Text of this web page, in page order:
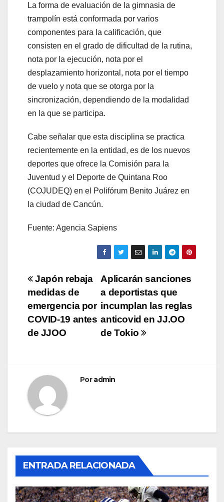
La forma de evaluación de la gimnasia de
trampolín está conformada por varios
componentes para la calificación, que
consisten en el grado de dificultad de la rutina,
nota por la ejecución, nota por el
desplazamiento horizontal, nota por el tiempo
de vuelo y nota que se otorga por la
sincronización, dependiendo de la modalidad
en la que se participa.
Cabe señalar que esta disciplina se practica
recientemente en la entidad, es de los nuevos
deportes que ofrece la Comisión para la
Juventud y el Deporte de Quintana Roo
(COJUDEQ) en el Polifórum Benito Juárez en
la ciudad de Cancún.
Fuente: Agencia Sapiens
Navegación
de
entradas
Aplicarán sanciones
a deportistas que
incumplan las reglas
anticovid en JJ.OO
de Tokio
Japón rebaja
medidas de
emergencia por
COVID-19 antes
de JJOO
Poradmin
ENTRADA RELACIONADA